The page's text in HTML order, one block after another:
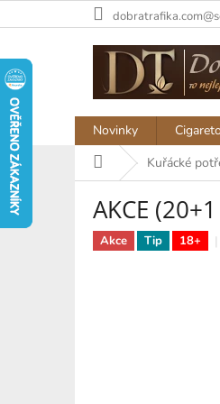
na
Novinky
Domů Kuřácké
AKCE
Akce Tip 18+